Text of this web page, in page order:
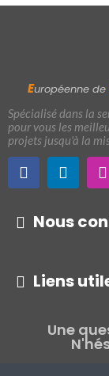
Européenne de
Spécialisé dans la
pour vous les
projets jusqu'à la
Nous
Liens
Une